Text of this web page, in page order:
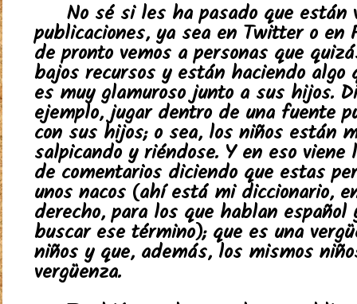
No sé si les ha pasado que están
publicaciones, ya sea en Twitter o en
de pronto vemos a personas que
bajos recursos y están haciendo algo
es muy glamuroso junto a sus hijos.
ejemplo, jugar dentro de una fuente
con sus hijos; o sea, los niños están
salpicando y riéndose. Y en eso viene
de comentarios diciendo que estas
unos nacos (ahí está mi diccionario,
derecho, para los que hablan español
buscar ese término); que es una
niños y que, además, los mismos
vergüenza.